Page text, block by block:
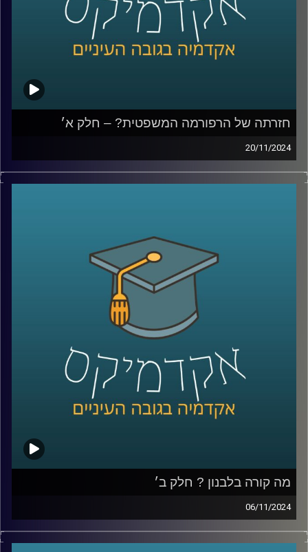
שוב איתנו בחלק ב׳, יניב רוזנאי, פרופ׳ חבר וסגן הדיקן בבית
ספר הארי רדזינר למשפטים, ומנהל משותף של מרכז
רובינשטיין לאתגרים חוקתיים.
חזרתה של הרפורמה המשפטית? – חלק א׳
20/11/2024
למעלה משנה עברה מאז הרפורמה המשפטית של יריב לוין,
שכללה בין היתר, הצעה לחוקק פסקת התגברות ברוב של 61,
החלטות של הממשלה או שריה. תיקון הסבירות עבר ובוטל,
ורבים חשבו שזוהי סופה של הרפורמה, אלא שבימים אלו ניכר
שמנסים לקדמה שובאז מה קורה עם הרפורמה, מה הקואליציה
מנסה להשיג, היתרונות והחסרונות והאם וכיצד בכלל ראוי
בסוגיות האלו ויותר נדון היום עם פרופ׳ יניב רוזנאי,פרופ׳ חבר
וסגן הדיקן בבית ספר הארי רדזינר למשפטים, ומנהל משותף
של מרכז רובינשטיין לאתגרים חוקתיים.
קרדיט תמונות:AudioVersity
מה קורה בלבנון ? חלק ב׳
06/11/2024
בפרק הקודם דיברנו על ההיסטוריה של לבנון, הרכב
האוכלוסייה, הסיבות למשבר והמתיחות איתנו והפרק נדבר יותר